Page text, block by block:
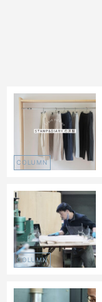
COLUMN
COLUMN